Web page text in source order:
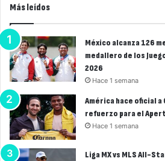
Más leídos
México alcanza 126
medallero de los
2026
Hace 1 semana
América hace oficial a
refuerzo para el
Hace 1 semana
Liga MX vs MLS All-